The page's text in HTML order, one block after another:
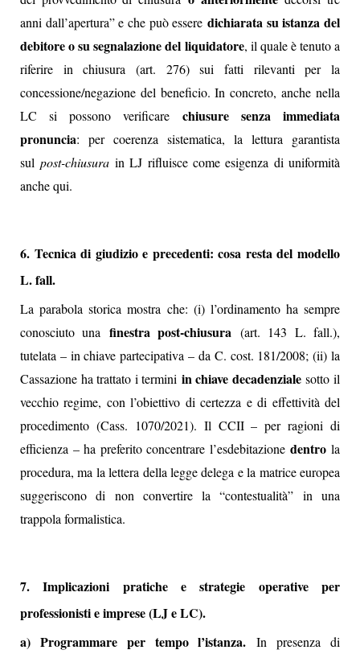
anni dall’apertura” e che può essere dichiarata su istanza del
debitore o su segnalazione del liquidatore, il quale è tenuto a
riferire in chiusura (art. 276) sui fatti rilevanti per la
concessione/negazione del beneficio. In concreto, anche nella
LC si possono verificare chiusure senza immediata
pronuncia: per coerenza sistematica, la lettura garantista
sulpost-chiusura in LJ rifluisce come esigenza di uniformità
anche qui.
6. Tecnica di giudizio e precedenti: cosa resta del modello
L. fall.
La parabola storica mostra che: (i) l’ordinamento ha sempre
conosciuto una finestra post-chiusura (art. 143 L. fall.),
tutelata – in chiave partecipativa – da C. cost. 181/2008; (ii) la
Cassazione ha trattato i termini in chiave decadenzialesotto il
vecchio regime, con l’obiettivo di certezza e di effettività del
procedimento (Cass. 1070/2021). Il CCII – per ragioni di
efficienza – ha preferito concentrare l’esdebitazionedentro la
procedura, ma la lettera della legge delega e la matrice europea
suggeriscono di non convertire la “contestualità” in una
trappola formalistica.
7. Implicazioni pratiche e strategie operative per
professionisti e imprese (LJ e LC).
a) Programmare per tempo l’istanza. In presenza di